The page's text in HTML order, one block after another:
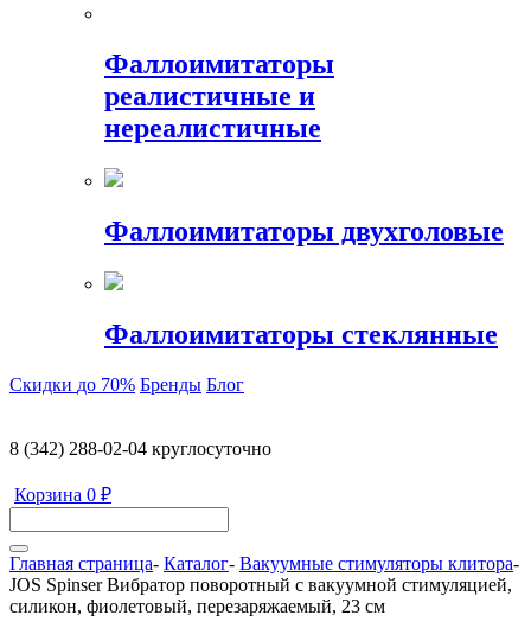
Фаллоимитаторы
реалистичные и
нереалистичные
Фаллоимитаторы двухголовые
Фаллоимитаторы стеклянные
Скидки до 70% Бренды Блог
8 (342) 288-02-04 круглосуточно
Корзина 0 ₽
Главная страница- Каталог- Вакуумные стимуляторы клитора-
JOS Spinser Вибратор поворотный c вакуумной стимуляцией,
силикон, фиолетовый, перезаряжаемый, 23 см